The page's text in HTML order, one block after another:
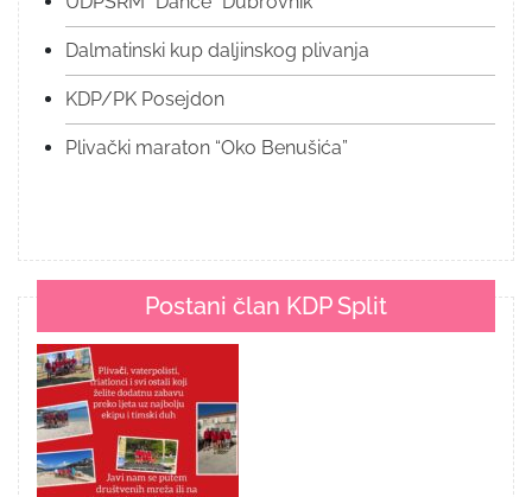
Dalmatinski kup daljinskog plivanja
KDP/PK Posejdon
Plivački maraton “Oko Benušića”
Postani član KDP Split